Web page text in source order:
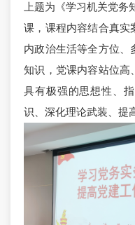
上题为《学习机关党
课，课程内容结合真实
内政治生活等全方位、
知识，党课内容站位高
具有极强的思想性、
识、深化理论武装、提